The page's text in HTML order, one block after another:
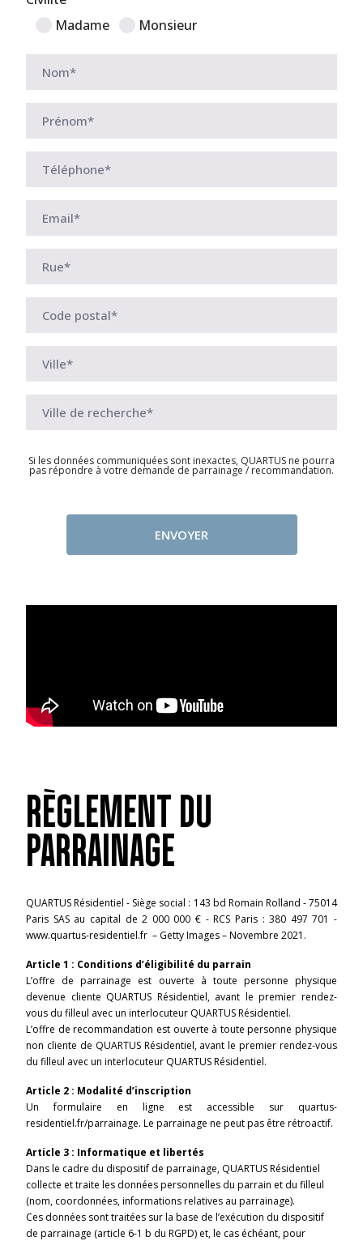
Madame
Monsieur
Si les données communiquées sont inexactes, QUARTUS ne pourra
pas répondre à votre demande de parrainage / recommandation.
ENVOYER
RÈGLEMENT DU
PARRAINAGE
QUARTUS Résidentiel - Siège social : 143 bd Romain Rolland - 75014
Paris SAS au capital de 2 000 000 € - RCS Paris : 380 497 701 -
www.quartus-residentiel.fr – Getty Images – Novembre 2021.
Article 1 : Conditions d’éligibilité du parrain
L’offre de parrainage est ouverte à toute personne physique
devenue cliente QUARTUS Résidentiel, avant le premier rendez-
vous du filleul avec un interlocuteur QUARTUS Résidentiel.
L’offre de recommandation est ouverte à toute personne physique
non cliente de QUARTUS Résidentiel, avant le premier rendez-vous
du filleul avec un interlocuteur QUARTUS Résidentiel.
Article 2 : Modalité d’inscription
Un formulaire en ligne est accessible sur quartus-
residentiel.fr/parrainage. Le parrainage ne peut pas être rétroactif.
Article 3 : Informatique et libertés
Dans le cadre du dispositif de parrainage, QUARTUS Résidentiel
collecte et traite les données personnelles du parrain et du filleul
(nom, coordonnées, informations relatives au parrainage).
Ces données sont traitées sur la base de l’exécution du dispositif
de parrainage (article 6-1 b du RGPD) et, le cas échéant, pour